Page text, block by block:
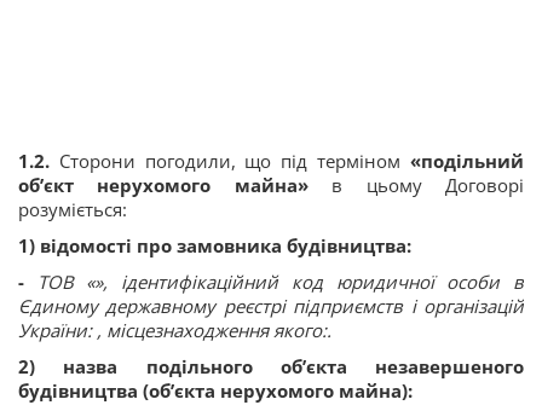
1.2. Сторони погодили, що під терміном «подільний
об’єкт нерухомого майна» в цьому Договорі
розуміється:
1) відомості про замовника будівництва:
- ТОВ «», ідентифікаційний код юридичної особи в
Єдиному державному реєстрі підприємств і організацій
України: , місцезнаходження якого:.
2) назва подільного об’єкта незавершеного
будівництва (об’єкта нерухомого майна):